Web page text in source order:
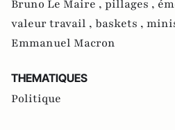
Bruno Le Maire , pillages ,
valeur travail , baskets ,
Emmanuel Macron
THEMATIQUES
Politique